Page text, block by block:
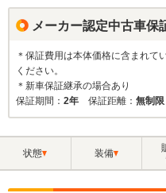
メーカー認定中古車保
＊保証費用は本体価格に含まれて
ください。
＊新車保証継承の場合あり
保証期間： 2年 保証距離： 無制限
状態 装備